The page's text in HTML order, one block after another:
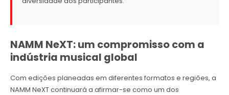
NAMM NeXT: um compromisso com a
indústria musical global
Com edições planeadas em diferentes formatos e regiões, a
NAMM NeXT continuará a afirmar-se como um dos